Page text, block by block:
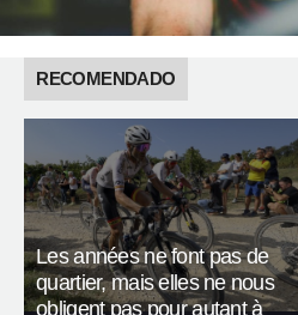
RECOMENDADO
Les années ne font pas de
quartier, mais elles ne nous
obligent pas pour autant à